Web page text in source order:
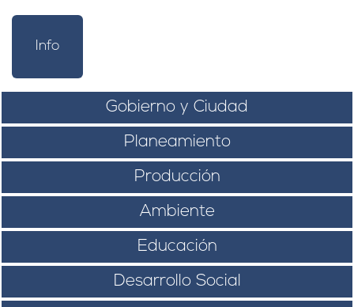
Info
Gobierno y Ciudad
Planeamiento
Producción
Ambiente
Educación
Desarrollo Social